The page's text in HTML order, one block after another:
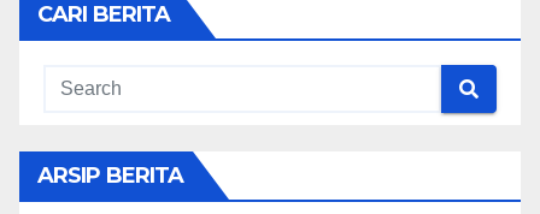
CARI BERITA
ARSIP BERITA